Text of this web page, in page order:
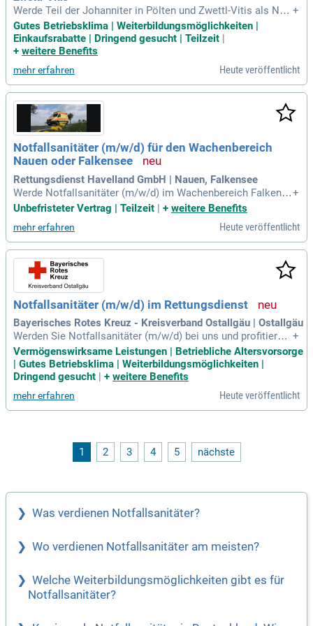
Werde Teil der Johanniter in Pölten und Zwettl-Vitis als Notf
allsanitäter:in oder Einsatzlenker:in! Ab November 2025 ges
taltest du mit uns den Sekundärtransport zwischen Landes-
und Universitätskliniken in Niederösterreich. Deine Expertis
+
Gutes Betriebsklima | Weiterbildungsmöglichkeiten |
Einkaufsrabatte | Dringend gesucht | Teilzeit
+ weitere Benefits
mehr erfahren Heute veröffentlicht
Notfallsanitäter (m/w/d) für den Wachenbereich
Nauen oder Falkensee
Rettungsdienst Havelland GmbH | Nauen, Falkensee
Werde Notfallsanitäter (m/w/d) im Wachenbereich Falkense
e oder Nauen! Unsere modernen Einsatzfahrzeuge von MAN
und hochwertige Einkleidung garantieren beste Voraussetzu
ngen. Du profitierst von einem unbefristeten Arbeitsverhältn
is, flexiblen Arbeitszeitmodellen und 30 Urlaubstagen, plus b
is zu 6 Tagen Zusatzurlaub. Interne und externe Fort- und We
iterbildungen machen dich fit für herausfordernde Einsätze.
Zudem bieten wir Anreize wie Job-Rad, Zuschüsse zum Deu
tschlandticket und Kooperationen mit Fitnessanbietern. Sch
ließe dich unserem engagierten Team an und sichere die prä
klinische Notfallversorgung westlich von Berlin!
+
Unbefristeter Vertrag | Teilzeit | + weitere Benefits
mehr erfahren Heute veröffentlicht
Notfallsanitäter (m/w/d) im Rettungsdienst
Bayerisches Rotes Kreuz - Kreisverband Ostallgäu | Ostallgäu
Werden Sie Notfallsanitäter (m/w/d) bei uns und profitieren
Sie von einer leistungsgerechten Bezahlung nach BRK-Vergü
tungstarifvertrag. Genießen Sie zwei Jahressonderzahlunge
n jährlich sowie Schichtzulagen und Zeitzuschläge je nach E
insatz. Unser Betriebliches Gesundheitsmanagement unters
tützt Ihre Fitness mit einem Zuschuss zum Fitnessstudio. P
rofitieren Sie von attraktiven Mitarbeiterrabatten und einem
ation und nutzen Sie die Chancen zur persönlichen und beru
flichen Entwicklung. Freuen Sie sich auf 30 Tage Urlaub sow
+
Vermögenswirksame Leistungen | Betriebliche Altersvorsorge
| Gutes Betriebsklima | Weiterbildungsmöglichkeiten |
Dringend gesucht | + weitere Benefits
mehr erfahren Heute veröffentlicht
1 2 3 4 5 nächste
Was verdienen Notfallsanitäter?
Wo verdienen Notfallsanitäter am meisten?
Welche Weiterbildungsmöglichkeiten gibt es für
Notfallsanitäter?